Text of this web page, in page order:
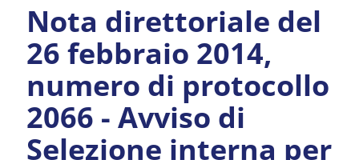
Nota direttoriale del
26 febbraio 2014,
numero di protocollo
2066 - Avviso di
Selezione interna per